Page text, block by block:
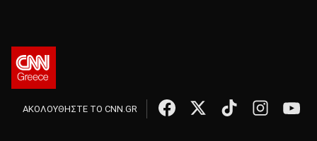
ΑΚΟΛΟΥΘΗΣΤΕ ΤΟ CNN.GR